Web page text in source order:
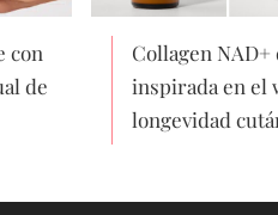
con
de
Collagen NAD+
inspirada en el
longevidad